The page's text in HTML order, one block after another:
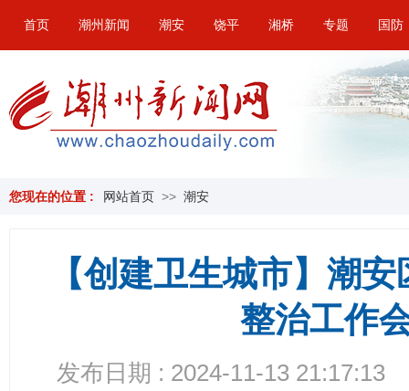
首页 潮州新闻 潮安 饶平 湘桥 专题 国防
您现在的位置 : 网站首页 >> 潮安
【创建卫生城市】潮
整治工作
发布日期 : 2024-11-13 21:17:13